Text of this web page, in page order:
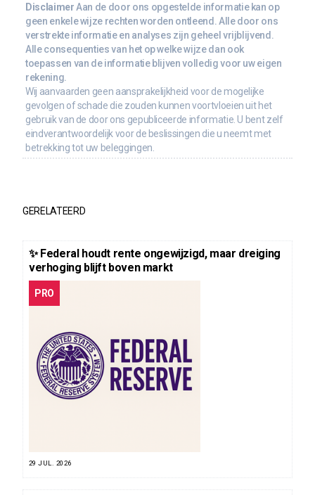
Disclaimer Aan de door ons opgestelde informatie kan op
geen enkele wijze rechten worden ontleend. Alle door ons
verstrekte informatie en analyses zijn geheel vrijblijvend.
Alle consequenties van het op welke wijze dan ook
toepassen van de informatie blijven volledig voor uw eigen
rekening.
Wij aanvaarden geen aansprakelijkheid voor de mogelijke
gevolgen of schade die zouden kunnen voortvloeien uit het
gebruik van de door ons gepubliceerde informatie. U bent zelf
eindverantwoordelijk voor de beslissingen die u neemt met
betrekking tot uw beleggingen.
GERELATEERD
✨ Federal houdt rente ongewijzigd, maar dreiging
verhoging blijft boven markt
PRO
29 JUL. 2026